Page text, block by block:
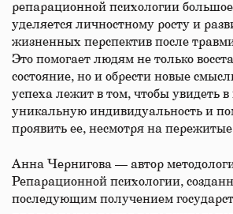
репарационной психологии
уделяется личностному росту и
жизненных перспектив после
Это помогает людям не только
состояние, но и обрести новые
успеха лежит в том, чтобы увидеть
уникальную индивидуальность и
проявить ее, несмотря на
Анна Чернигова — автор
Репарационной психологии,
последующим получением